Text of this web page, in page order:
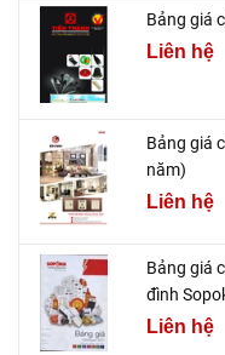
Bảng giá
Liên hệ
Bảng giá
năm)
Liên hệ
Bảng giá
đình
Liên hệ